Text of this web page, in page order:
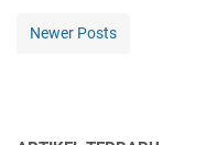
Newer Posts